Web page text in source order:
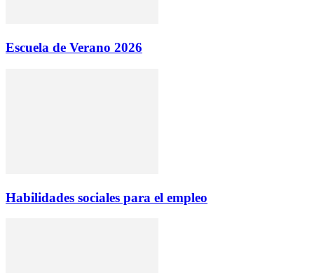
Escuela de Verano 2026
Habilidades sociales para el empleo